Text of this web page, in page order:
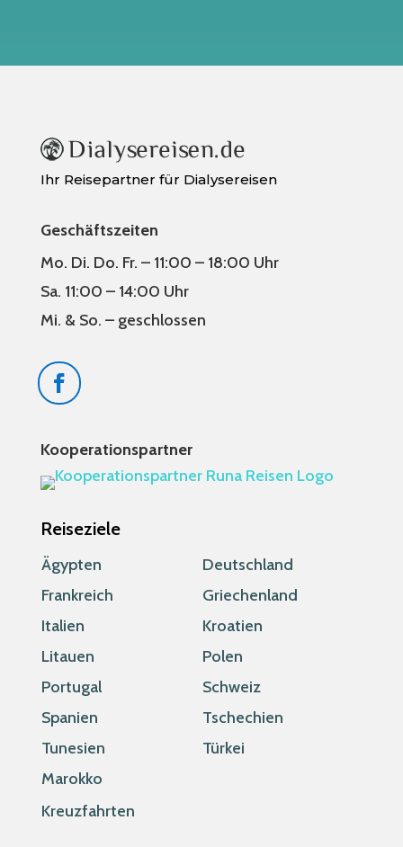
Ihr Reisepartner für Dialysereisen
Geschäftszeiten
Mo. Di. Do. Fr. – 11:00 – 18:00 Uhr
Sa. 11:00 – 14:00 Uhr
Mi. & So. – geschlossen
Kooperationspartner
Reiseziele
Ägypten
Deutschland
Frankreich
Griechenland
Italien
Kroatien
Litauen
Polen
Portugal
Schweiz
Spanien
Tschechien
Tunesien
Türkei
Marokko
Kreuzfahrten